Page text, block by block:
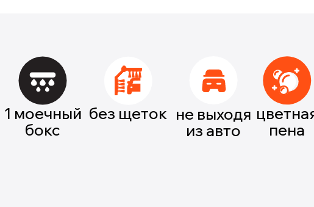
1 моечный
бокс
без щеток не выходя
из авто
пена